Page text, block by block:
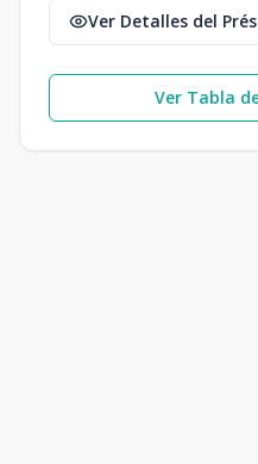
Ver Detalles del
Ver Tabla